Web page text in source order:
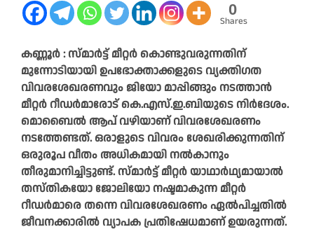
0
Shares
കണ്ണൂർ : സ്മാർട്ട് മീറ്റർ കൊണ്ടുവരുന്നതിന്
മുന്നോടിയായി ഉപഭോക്താക്കളുടെ വ്യക്തിഗത
വിവരശേഖരണവും ജിയോ മാപ്പിങ്ങും നടത്താൻ
മീറ്റർ റീഡർമാരോട് കെ.എസ്.ഇ.ബിയുടെ നിർദേശം.
മൊബൈൽ ആപ് വഴിയാണ് വിവരശേഖരണം
നടത്തേണ്ടത്. ഒരാളുടെ വിവരം ശേഖരിക്കുന്നതിന്
ഒരുരൂപ വീതം അധികമായി നൽകാനും
തീരുമാനിച്ചിട്ടുണ്ട്. സ്മാർട്ട് മീറ്റർ യാഥാർഥ്യമായാൽ
തസ്തികയോ ജോലിയോ നഷ്ടമാകുന്ന മീറ്റർ
റീഡർമാരെ തന്നെ വിവരശേഖരണം ഏൽപിച്ചതിൽ
ജീവനക്കാരിൽ വ്യാപക പ്രതിഷേധമാണ് ഉയരുന്നത്.